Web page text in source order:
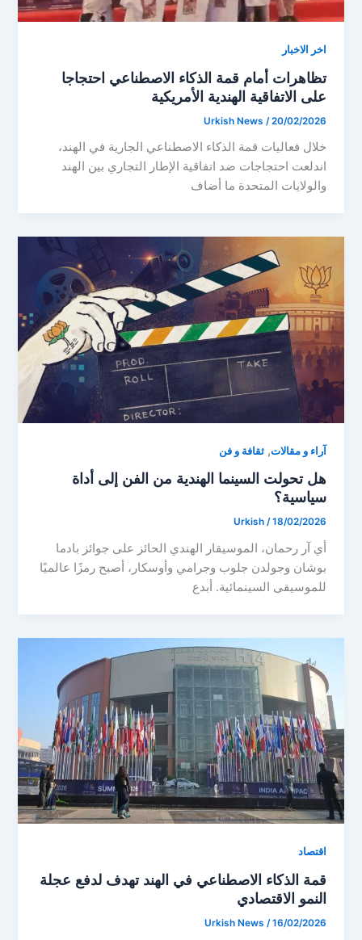
اخر الاخبار
تظاهرات أمام قمة الذكاء الاصطناعي احتجاجا
على الاتفاقية الهندية الأمريكية
Urkish News /20/02/2026
خلال فعاليات قمة الذكاء الاصطناعي الجارية في الهند،
اندلعت احتجاجات ضد اتفاقية الإطار التجاري بين الهند
والولايات المتحدة ما أضاف
آراء و مقالات,ثقافة و فن
هل تحولت السينما الهندية من الفن إلى أداة
سياسية؟
Urkish /18/02/2026
أي آر رحمان، الموسيقار الهندي الحائز على جوائز بادما
بوشان وجولدن جلوب وجرامي وأوسكار، أصبح رمزًا عالميًا
للموسيقى السينمائية. أبدع
اقتصاد
قمة الذكاء الاصطناعي في الهند تهدف لدفع عجلة
النمو الاقتصادي
Urkish News /16/02/2026